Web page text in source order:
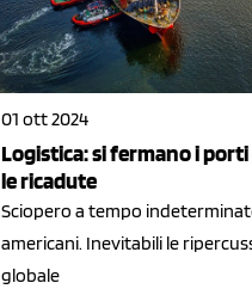
01 ott 2024
Logistica: si fermano i porti
le ricadute
Sciopero a tempo
americani. Inevitabili le
globale